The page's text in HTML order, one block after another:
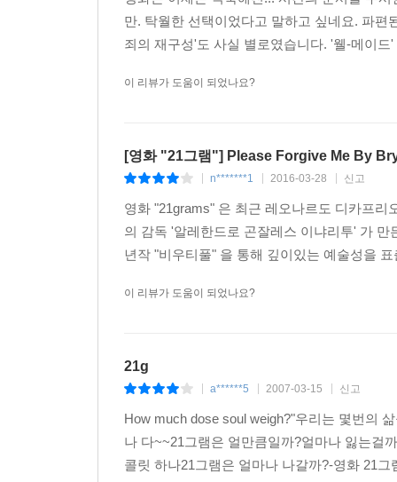
만. 탁월한 선택이었다고 말하고 싶네요. 파
죄의 재구성'도 사실 별로였습니다. '웰-메이
이 리뷰가 도움이 되었나요?
[영화 "21그램"] Please Forgive Me By
n*******1 2016-03-28 신고
영화 "21grams" 은 최근 ​레오나르도 디카프
의 감독 '알레한드로 곤잘레스 이냐리투'​ 가 만
년작 "비우티풀" 을 통해 깊이있는 예술성을
이 리뷰가 도움이 되었나요?
21g
a******5 2007-03-15 신고
How much dose soul weigh?"우리는 몇번의
나 다~~21그램은 얼만큼일까?얼마나 잃는걸
콜릿 하나21그램은 얼마나 나갈까?-영화 21